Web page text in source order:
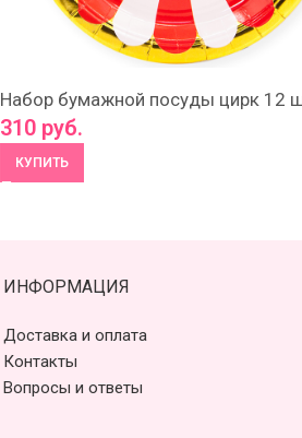
Набор бумажной посуды цирк 12
310 руб.
КУПИТЬ
ИНФОРМАЦИЯ
Доставка и оплата
Контакты
Вопросы и ответы